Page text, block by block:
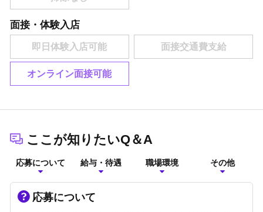
面接・体験入店
オンライン面接可能
ここが知りたいQ＆A
応募について 給与・待遇 職場環境 その他
応募について